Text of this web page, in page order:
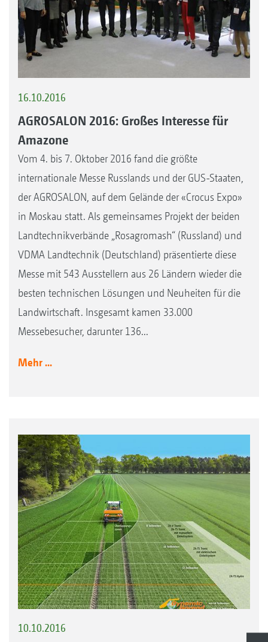
16.10.2016
AGROSALON 2016: Großes Interesse für
Amazone
Vom 4. bis 7. Oktober 2016 fand die größte
internationale Messe Russlands und der GUS-Staaten,
der AGROSALON, auf dem Gelände der «Crocus Expo»
in Moskau statt. Als gemeinsames Projekt der beiden
Landtechnikverbände „Rosagromash“ (Russland) und
VDMA Landtechnik (Deutschland) präsentierte diese
Messe mit 543 Ausstellern aus 26 Ländern wieder die
besten technischen Lösungen und Neuheiten für die
Landwirtschaft. Insgesamt kamen 33.000
Messebesucher, darunter 136...
Mehr ...
10.10.2016